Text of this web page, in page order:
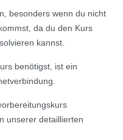
besonders wenn du nicht
da du den Kurs
kannst.
benötigst, ist ein
unserer detaillierten